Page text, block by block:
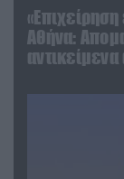
Αθήνα: